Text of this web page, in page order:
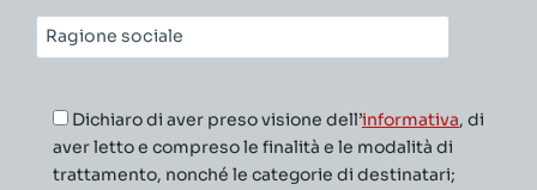
Ragione
sociale*
Dichiaro di aver preso visione dell’informativa, di
aver letto e compreso le finalità e le modalità di
trattamento, nonché le categorie di destinatari;